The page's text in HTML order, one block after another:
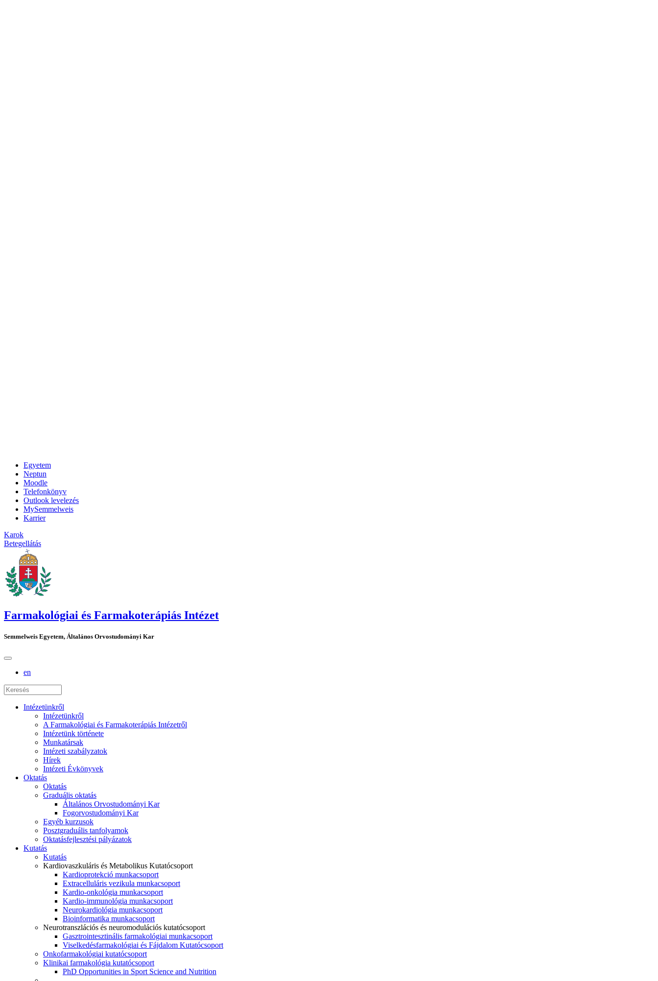
Egyetem
Neptun
Moodle
Telefonkönyv
Outlook levelezés
MySemmelweis
Karrier
Karok
Betegellátás
Farmakológiai és Farmakoterápiás Intézet
Semmelweis Egyetem, Általános Orvostudományi Kar
en
Intézetünkről
Intézetünkről
A Farmakológiai és Farmakoterápiás Intézetről
Intézetünk története
Munkatársak
Intézeti szabályzatok
Hírek
Intézeti Évkönyvek
Oktatás
Oktatás
Graduális oktatás
Általános Orvostudományi Kar
Fogorvostudományi Kar
Egyéb kurzusok
Posztgraduális tanfolyamok
Oktatásfejlesztési pályázatok
Kutatás
Kutatás
Kardiovaszkuláris és Metabolikus Kutatócsoport
Kardioprotekció munkacsoport
Extracelluláris vezikula munkacsoport
Kardio-onkológia munkacsoport
Kardio-immunológia munkacsoport
Neurokardiológia munkacsoport
Bioinformatika munkacsoport
Neurotranszlációs és neuromodulációs kutatócsoport
Gasztrointesztinális farmakológiai munkacsoport
Viselkedésfarmakológiai és Fájdalom Kutatócsoport
Onkofarmakológiai kutatócsoport
Klinikai farmakológia kutatócsoport
PhD Opportunities in Sport Science and Nutrition